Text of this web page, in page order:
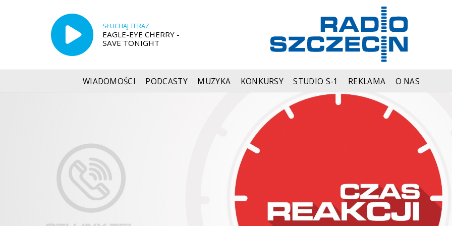
SŁUCHAJ TERAZ
EAGLE-EYE CHERRY -
SAVE TONIGHT
WIADOMOŚCI PODCASTY MUZYKA KONKURSY STUDIO S-1 REKLAMA O NAS